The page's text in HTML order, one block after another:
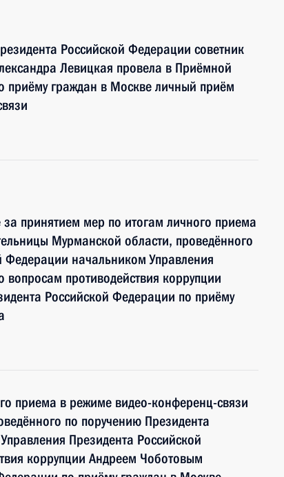
Российской Федерации советник
Левицкая провела в Приёмной
приёму граждан в Москве личный приём
принятием мер по итогам личного приема
Мурманской области, проведённого
Федерации начальником Управления
противодействия коррупции
Российской Федерации по приёму
приема в режиме видео-конференц-связи
по поручению Президента
Президента Российской
коррупции Андреем Чоботовым